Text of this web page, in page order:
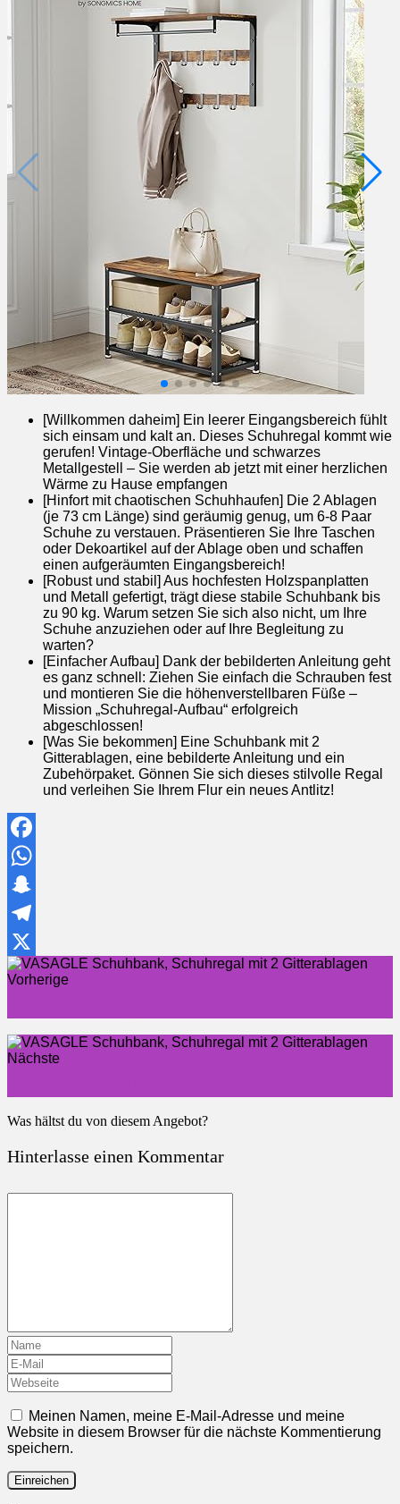
[Willkommen daheim] Ein leerer Eingangsbereich fühlt
sich einsam und kalt an. Dieses Schuhregal kommt wie
gerufen! Vintage-Oberfläche und schwarzes
Metallgestell – Sie werden ab jetzt mit einer herzlichen
Wärme zu Hause empfangen
[Hinfort mit chaotischen Schuhhaufen] Die 2 Ablagen
(je 73 cm Länge) sind geräumig genug, um 6-8 Paar
Schuhe zu verstauen. Präsentieren Sie Ihre Taschen
oder Dekoartikel auf der Ablage oben und schaffen
einen aufgeräumten Eingangsbereich!
[Robust und stabil] Aus hochfesten Holzspanplatten
und Metall gefertigt, trägt diese stabile Schuhbank bis
zu 90 kg. Warum setzen Sie sich also nicht, um Ihre
Schuhe anzuziehen oder auf Ihre Begleitung zu
warten?
[Einfacher Aufbau] Dank der bebilderten Anleitung geht
es ganz schnell: Ziehen Sie einfach die Schrauben fest
und montieren Sie die höhenverstellbaren Füße –
Mission „Schuhregal-Aufbau“ erfolgreich
abgeschlossen!
[Was Sie bekommen] Eine Schuhbank mit 2
Gitterablagen, eine bebilderte Anleitung und ein
Zubehörpaket. Gönnen Sie sich dieses stilvolle Regal
und verleihen Sie Ihrem Flur ein neues Antlitz!
Facebook
WhatsApp
Snapchat
Telegram
X
Vorherige
Nächste
Was hältst du von diesem Angebot?
Hinterlasse einen Kommentar
Meinen Namen, meine E-Mail-Adresse und meine
Website in diesem Browser für die nächste Kommentierung
speichern.